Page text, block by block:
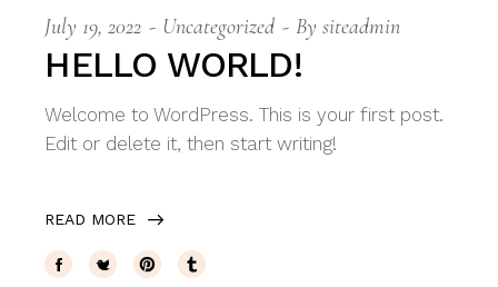
July 19, 2022 Uncategorized By siteadmin
HELLO WORLD!
Welcome to WordPress. This is your first post.
Edit or delete it, then start writing!
READ MORE